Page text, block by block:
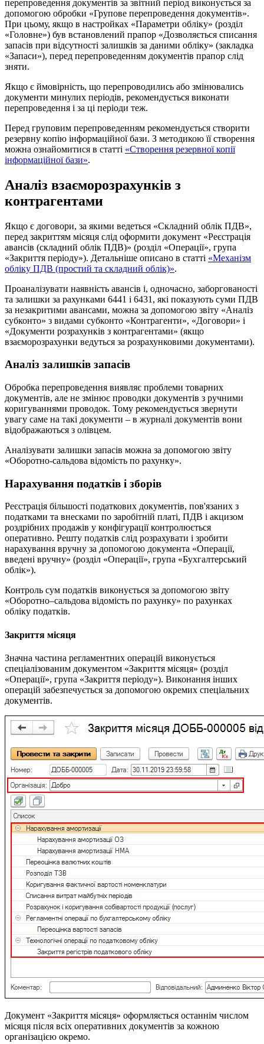
перепроведення документів за звітний період виконується за
допомогою обробки «Групове перепроведення документів».
При цьому, якщо в настройках «Параметри обліку» (розділ
«Головне») був встановлений прапор «Дозволяється списання
запасів при відсутності залишків за даними обліку» (закладка
«Запаси»), перед перепроведенням документів прапор слід
зняти.
Якщо є ймовірність, що перепроводились або змінювались
документи минулих періодів, рекомендується виконати
перепроведення і за ці періоди теж.
Перед груповим перепроведенням рекомендується створити
резервну копію інформаційної бази. З методикою її створення
можна ознайомитися в статті «Створення резервної копії
інформаційної бази».
Аналіз взаєморозрахунків з
контрагентами
Якщо є договори, за якими ведеться «Складний облік ПДВ»,
перед закриттям місяця слід оформити документ «Реєстрація
авансів (складний облік ПДВ)» (розділ «Операції», група
«Закриття періоду»). Детальніше описано в статті «Механізм
обліку ПДВ (простий та складний облік)».
Проаналізувати наявність авансів і, одночасно, заборгованості
та залишки за рахунками 6441 і 6431, які показують суми ПДВ
за незакритими авансами, можна за допомогою звіту «Аналіз
субконто» з видами субконто «Контрагенти», «Договори» і
«Документи розрахунків з контрагентами» (якщо
взаєморозрахунки ведуться за розрахунковими документами).
Аналіз залишків запасів
Обробка перепроведення виявляє проблеми товарних
документів, але не змінює проводки документів з ручними
коригуваннями проводок. Тому рекомендується звернути
увагу саме на такі документи – в журналі документів вони
відображаються з олівцем.
Аналізувати залишки запасів можна за допомогою звіту
«Оборотно-сальдова відомість по рахунку».
Нарахування податків і зборів
Реєстрація більшості податкових документів, пов'язаних з
податками та внесками по заробітній платі, ПДВ і акцизом
роздрібних продажів у конфігурації контролюється
оперативно. Решту податків слід розрахувати і зробити
нарахування вручну за допомогою документа «Операції,
введені вручну» (розділ «Операції», група «Бухгалтерський
облік»).
Контроль сум податків виконується за допомогою звіту
«Оборотно–сальдова відомість по рахунку» по рахунках
обліку податків.
Закриття місяця
Значна частина регламентних операцій виконується
спеціалізованим документом «Закриття місяця» (розділ
«Операції», група «Закриття періоду»). Виконання інших
операцій забезпечується за допомогою окремих спеціальних
документів.
Документ «Закриття місяця» оформляється останнім числом
місяця після всіх оперативних документів за кожною
організацією окремо.